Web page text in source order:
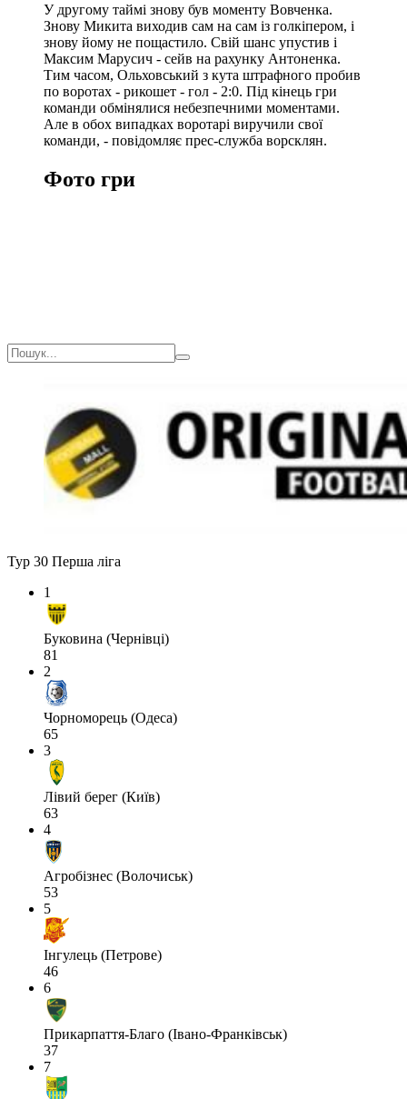
У другому таймі знову був моменту Вовченка.
Знову Микита виходив сам на сам із голкіпером, і
знову йому не пощастило. Свій шанс упустив і
Максим Марусич - сейв на рахунку Антоненка.
Тим часом, Ольховський з кута штрафного пробив
по воротах - рикошет - гол - 2:0. Під кінець гри
команди обмінялися небезпечними моментами.
Але в обох випадках воротарі виручили свої
команди, - повідомляє прес-служба ворсклян.
Фото гри
Тур 30 Перша ліга
1
Буковина (Чернівці)
81
2
Чорноморець (Одеса)
65
3
Лівий берег (Київ)
63
4
Агробізнес (Волочиськ)
53
5
Інгулець (Петрове)
46
6
Прикарпаття-Благо (Івано-Франківськ)
37
7